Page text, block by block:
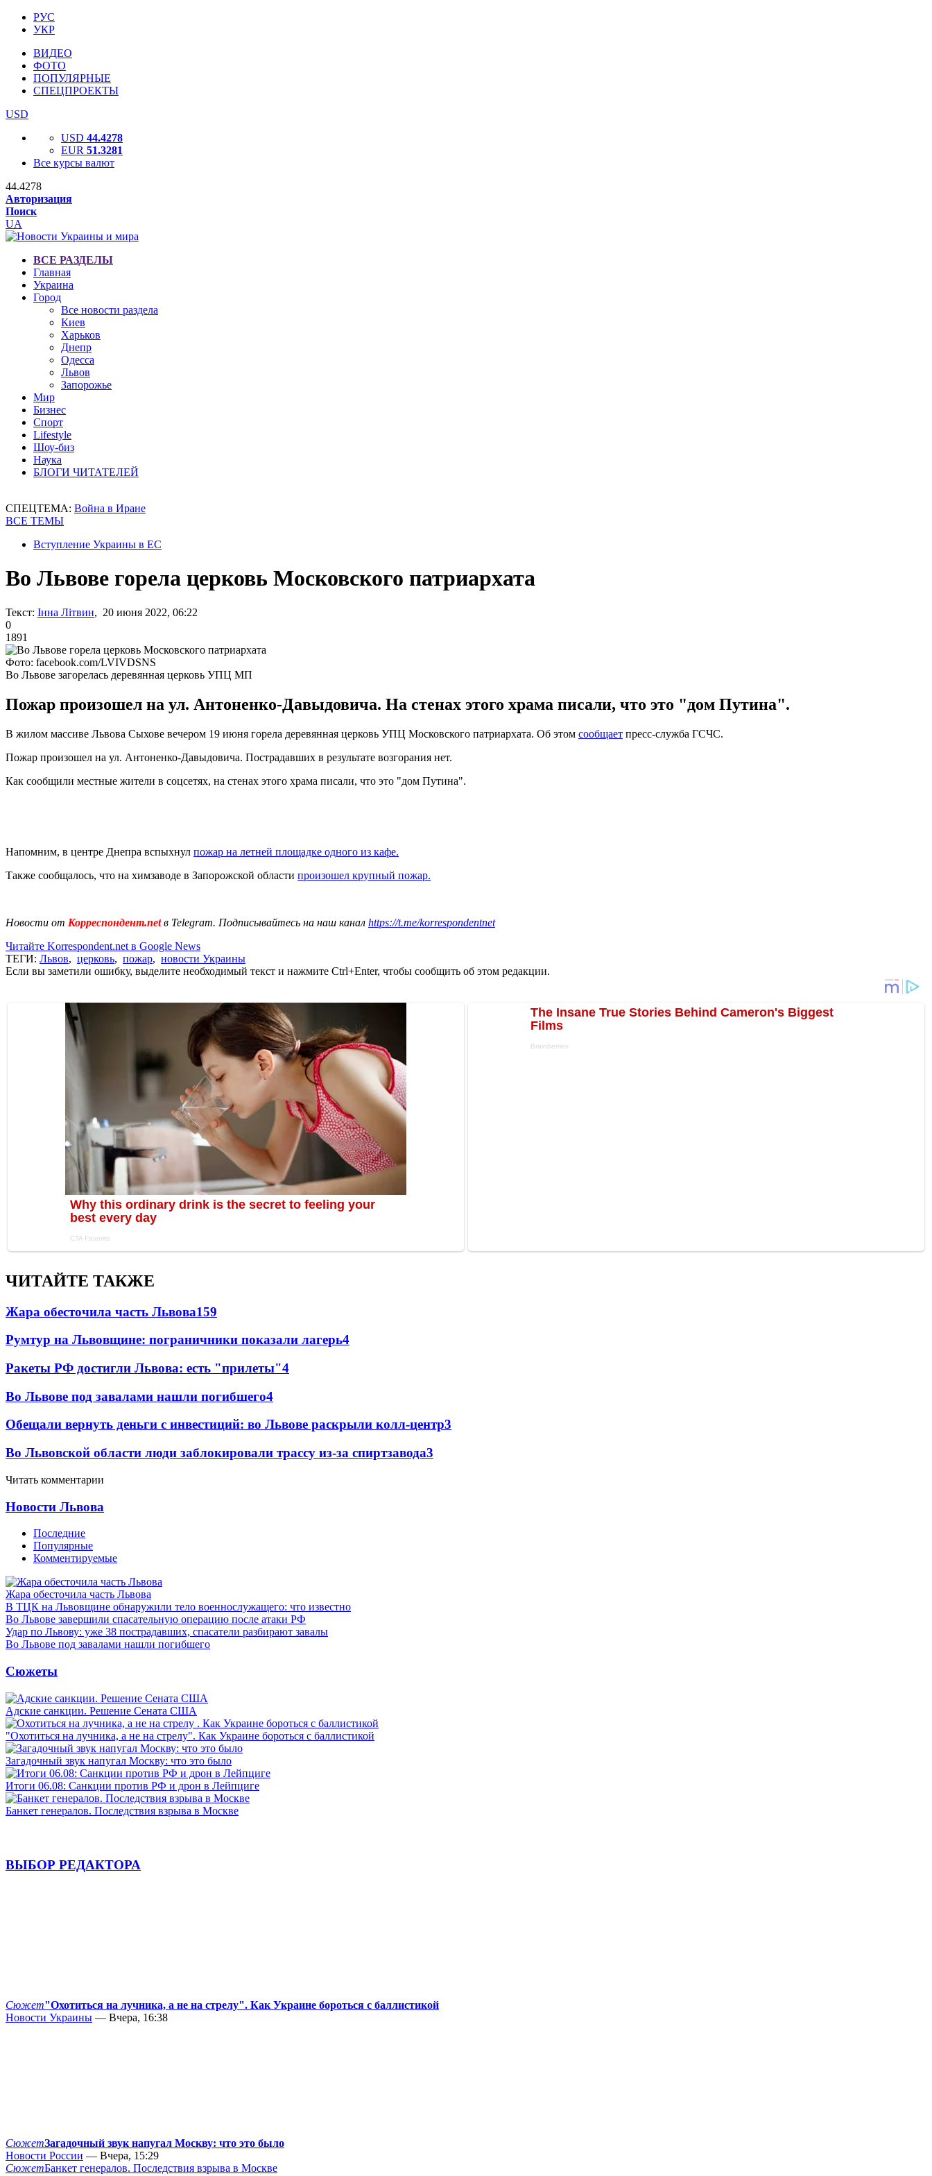
РУС
УКР
ВИДЕО
ФОТО
ПОПУЛЯРНЫЕ
СПЕЦПРОЕКТЫ
USD
USD 44.4278
EUR 51.3281
Все курсы валют
44.4278
Авторизация
Поиск
UA
ВСЕ РАЗДЕЛЫ
Главная
Украина
Город
Все новости раздела
Киев
Харьков
Днепр
Одесса
Львов
Запорожье
Мир
Бизнес
Спорт
Lifestyle
Шоу-биз
Наука
БЛОГИ ЧИТАТЕЛЕЙ
СПЕЦТЕМА: Война в Иране
ВСЕ ТЕМЫ
Вступление Украины в ЕС
Во Львове горела церковь Московского патриархата
Текст: Інна Літвин, 20 июня 2022, 06:22
0
1891
Фото: facebook.com/LVIVDSNS
Во Львове загорелась деревянная церковь УПЦ МП
Пожар произошел на ул. Антоненко-Давыдовича. На стенах этого храма писали, что это "дом Путина".
В жилом массиве Львова Сыхове вечером 19 июня горела деревянная церковь УПЦ Московского патриархата. Об этом сообщает пресс-служба ГСЧС.
Пожар произошел на ул. Антоненко-Давыдовича. Пострадавших в результате возгорания нет.
Как сообщили местные жители в соцсетях, на стенах этого храма писали, что это "дом Путина".
Напомним, в центре Днепра вспыхнул пожар на летней площадке одного из кафе.
Также сообщалось, что на химзаводе в Запорожской области произошел крупный пожар.
Новости от Корреспондент.netв Telegram. Подписывайтесь на наш канал https://t.me/korrespondentnet
Читайте Korrespondent.net в Google News
ТЕГИ: Львов, церковь, пожар, новости Украины
Если вы заметили ошибку, выделите необходимый текст и нажмите Ctrl+Enter, чтобы сообщить об этом редакции.
ЧИТАЙТЕ ТАКЖЕ
Жара обесточила часть Львова159
Румтур на Львовщине: пограничники показали лагерь4
Ракеты РФ достигли Львова: есть "прилеты"4
Во Львове под завалами нашли погибшего4
Обещали вернуть деньги с инвестиций: во Львове раскрыли колл-центр3
Во Львовской области люди заблокировали трассу из-за спиртзавода3
Читать комментарии
Новости Львова
Последние
Популярные
Комментируемые
Жара обесточила часть Львова
В ТЦК на Львовщине обнаружили тело военнослужащего: что известно
Во Львове завершили спасательную операцию после атаки РФ
Удар по Львову: уже 38 пострадавших, спасатели разбирают завалы
Во Львове под завалами нашли погибшего
Сюжеты
Адские санкции. Решение Сената США
"Охотиться на лучника, а не на стрелу". Как Украине бороться с баллистикой
Загадочный звук напугал Москву: что это было
Итоги 06.08: Санкции против РФ и дрон в Лейпциге
Банкет генералов. Последствия взрыва в Москве
ВЫБОР РЕДАКТОРА
Сюжет"Охотиться на лучника, а не на стрелу". Как Украине бороться с баллистикой
Новости Украины — Вчера, 16:38
СюжетЗагадочный звук напугал Москву: что это было
Новости России — Вчера, 15:29
СюжетБанкет генералов. Последствия взрыва в Москве